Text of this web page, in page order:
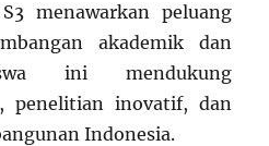
menawarkan peluang
akademik dan
ini mendukung
penelitian inovatif, dan
Indonesia.